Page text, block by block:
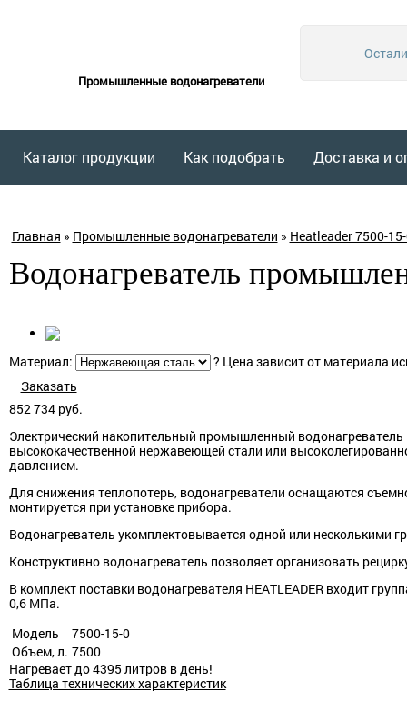
Промышленные водонагреватели
Каталог продукции Как подобрать Доставка и
Главная » Промышленные водонагреватели » Heatleader 7500-
Водонагреватель
Материал: ? Цена зависит от материала
Заказать
852 734руб.
Электрический накопительный промышленный
высококачественной нержавеющей стали или
давлением.
Для снижения теплопотерь, водонагреватели оснащаются
монтируется при установке прибора.
Водонагреватель укомплектовывается одной или несколькими
Конструктивно водонагреватель позволяет организовать
В комплект поставки водонагревателя HEATLEADER входит
0,6 МПа.
Модель
7500-15-0
Объем, л. 7500
Нагревает до 4395 литров в день!
Таблица технических характеристик